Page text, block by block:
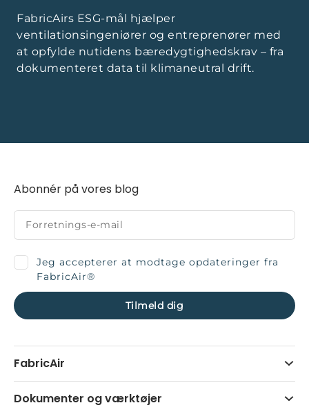
FabricAirs ESG-mål hjælper
ventilationsingeniører og entreprenører med
at opfylde nutidens bæredygtighedskrav – fra
dokumenteret data til klimaneutral drift.
FabricAir
Dokumenter og værktøjer
Abonnér på vores blog
Jeg accepterer at modtage opdateringer fra
FabricAir®